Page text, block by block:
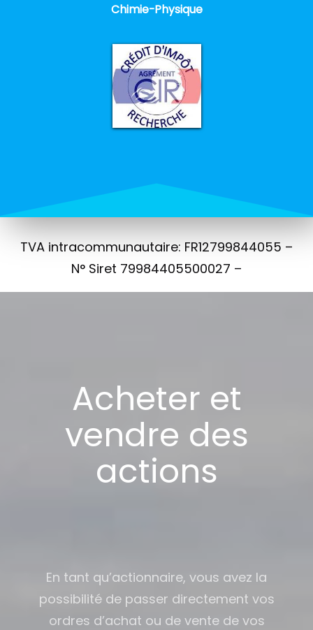
Chimie-Physique
TVA intracommunautaire: FR12799844055 –
N° Siret 79984405500027 –
Acheter et
vendre des
actions
En tant qu’actionnaire, vous avez la
possibilité de passer directement vos
ordres d’achat ou de vente de vos